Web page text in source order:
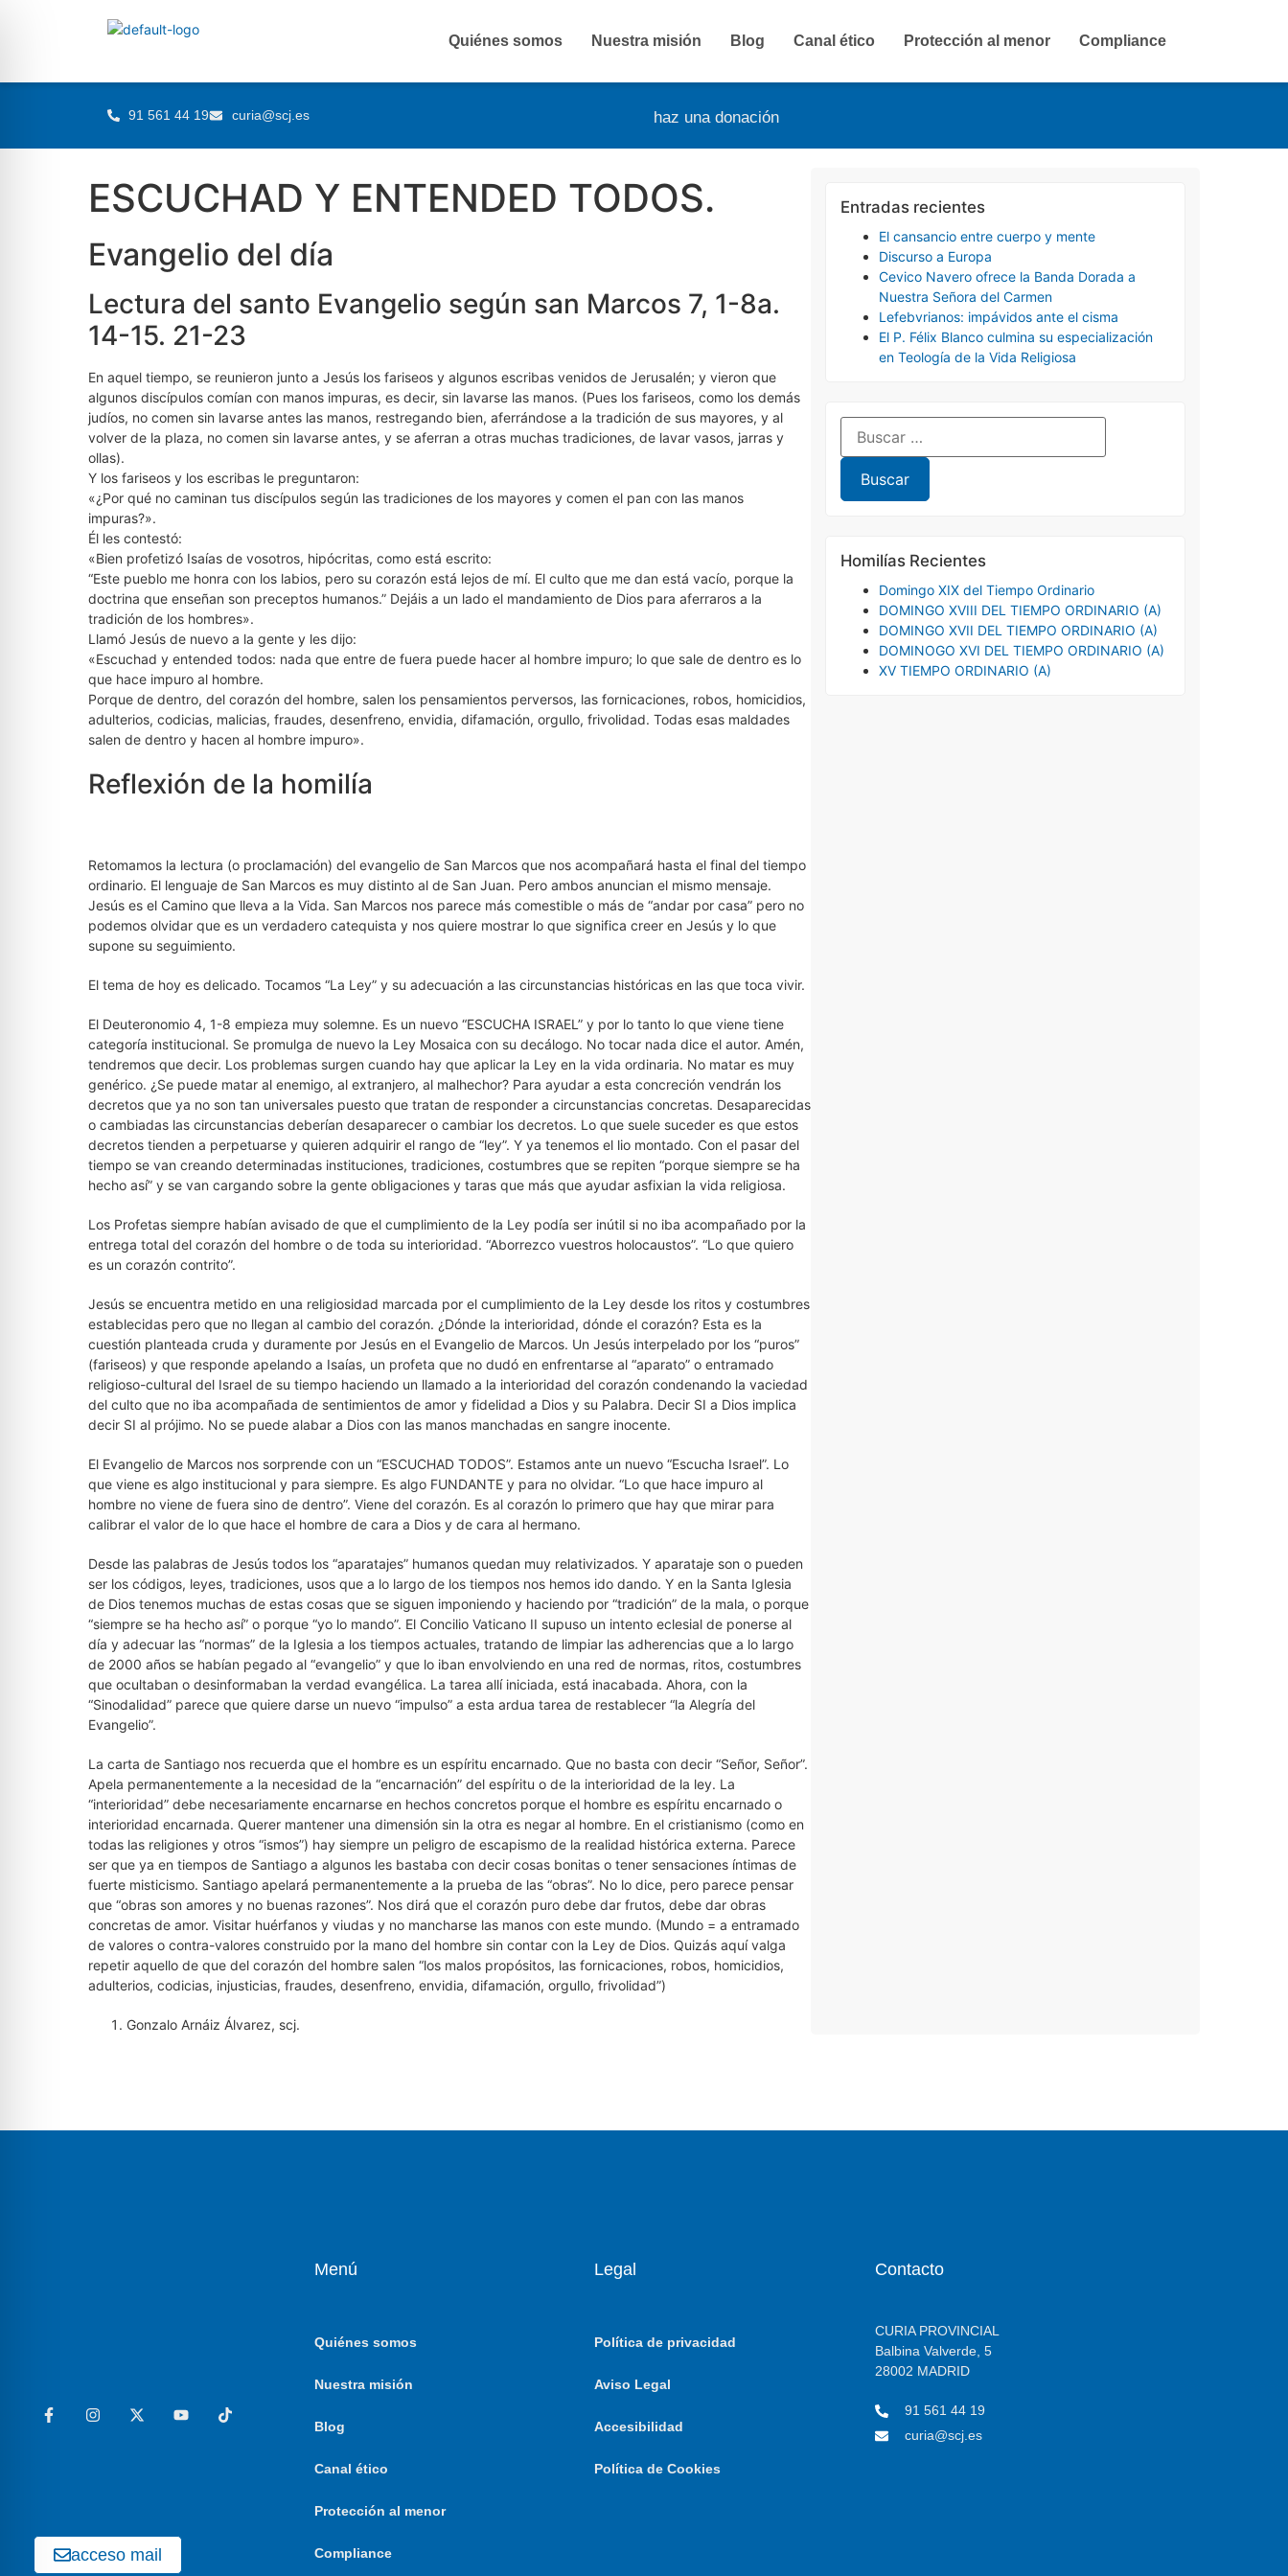
91 561 44 19 curia@scj.es haz una donación
Quiénes somos Nuestra misión Blog Canal ético Protección al menor Compliance
ESCUCHAD Y ENTENDED TODOS.
Evangelio del día
Lectura del santo Evangelio según san Marcos 7, 1-8a.
14-15. 21-23
En aquel tiempo, se reunieron junto a Jesús los fariseos y algunos escribas venidos de Jerusalén; y vieron que
algunos discípulos comían con manos impuras, es decir, sin lavarse las manos. (Pues los fariseos, como los demás
judíos, no comen sin lavarse antes las manos, restregando bien, aferrándose a la tradición de sus mayores, y al
volver de la plaza, no comen sin lavarse antes, y se aferran a otras muchas tradiciones, de lavar vasos, jarras y
ollas).
Y los fariseos y los escribas le preguntaron:
«¿Por qué no caminan tus discípulos según las tradiciones de los mayores y comen el pan con las manos
impuras?».
Él les contestó:
«Bien profetizó Isaías de vosotros, hipócritas, como está escrito:
“Este pueblo me honra con los labios, pero su corazón está lejos de mí. El culto que me dan está vacío, porque la
doctrina que enseñan son preceptos humanos.” Dejáis a un lado el mandamiento de Dios para aferraros a la
tradición de los hombres».
Llamó Jesús de nuevo a la gente y les dijo:
«Escuchad y entended todos: nada que entre de fuera puede hacer al hombre impuro; lo que sale de dentro es lo
que hace impuro al hombre.
Porque de dentro, del corazón del hombre, salen los pensamientos perversos, las fornicaciones, robos, homicidios,
adulterios, codicias, malicias, fraudes, desenfreno, envidia, difamación, orgullo, frivolidad. Todas esas maldades
salen de dentro y hacen al hombre impuro».
Reflexión de la homilía
Retomamos la lectura (o proclamación) del evangelio de San Marcos que nos acompañará hasta el final del tiempo
ordinario. El lenguaje de San Marcos es muy distinto al de San Juan. Pero ambos anuncian el mismo mensaje.
Jesús es el Camino que lleva a la Vida. San Marcos nos parece más comestible o más de “andar por casa” pero no
podemos olvidar que es un verdadero catequista y nos quiere mostrar lo que significa creer en Jesús y lo que
supone su seguimiento.
El tema de hoy es delicado. Tocamos “La Ley” y su adecuación a las circunstancias históricas en las que toca vivir.
El Deuteronomio 4, 1-8 empieza muy solemne. Es un nuevo “ESCUCHA ISRAEL” y por lo tanto lo que viene tiene
categoría institucional. Se promulga de nuevo la Ley Mosaica con su decálogo. No tocar nada dice el autor. Amén,
tendremos que decir. Los problemas surgen cuando hay que aplicar la Ley en la vida ordinaria. No matar es muy
genérico. ¿Se puede matar al enemigo, al extranjero, al malhechor? Para ayudar a esta concreción vendrán los
decretos que ya no son tan universales puesto que tratan de responder a circunstancias concretas. Desaparecidas
o cambiadas las circunstancias deberían desaparecer o cambiar los decretos. Lo que suele suceder es que estos
decretos tienden a perpetuarse y quieren adquirir el rango de “ley”. Y ya tenemos el lio montado. Con el pasar del
tiempo se van creando determinadas instituciones, tradiciones, costumbres que se repiten “porque siempre se ha
hecho así” y se van cargando sobre la gente obligaciones y taras que más que ayudar asfixian la vida religiosa.
Los Profetas siempre habían avisado de que el cumplimiento de la Ley podía ser inútil si no iba acompañado por la
entrega total del corazón del hombre o de toda su interioridad. “Aborrezco vuestros holocaustos”. “Lo que quiero
es un corazón contrito”.
Jesús se encuentra metido en una religiosidad marcada por el cumplimiento de la Ley desde los ritos y costumbres
establecidas pero que no llegan al cambio del corazón. ¿Dónde la interioridad, dónde el corazón? Esta es la
cuestión planteada cruda y duramente por Jesús en el Evangelio de Marcos. Un Jesús interpelado por los “puros”
(fariseos) y que responde apelando a Isaías, un profeta que no dudó en enfrentarse al “aparato” o entramado
religioso-cultural del Israel de su tiempo haciendo un llamado a la interioridad del corazón condenando la vaciedad
del culto que no iba acompañada de sentimientos de amor y fidelidad a Dios y su Palabra. Decir SI a Dios implica
decir SI al prójimo. No se puede alabar a Dios con las manos manchadas en sangre inocente.
El Evangelio de Marcos nos sorprende con un “ESCUCHAD TODOS”. Estamos ante un nuevo “Escucha Israel”. Lo
que viene es algo institucional y para siempre. Es algo FUNDANTE y para no olvidar. “Lo que hace impuro al
hombre no viene de fuera sino de dentro”. Viene del corazón. Es al corazón lo primero que hay que mirar para
calibrar el valor de lo que hace el hombre de cara a Dios y de cara al hermano.
Desde las palabras de Jesús todos los “aparatajes” humanos quedan muy relativizados. Y aparataje son o pueden
ser los códigos, leyes, tradiciones, usos que a lo largo de los tiempos nos hemos ido dando. Y en la Santa Iglesia
de Dios tenemos muchas de estas cosas que se siguen imponiendo y haciendo por “tradición” de la mala, o porque
“siempre se ha hecho así” o porque “yo lo mando”. El Concilio Vaticano II supuso un intento eclesial de ponerse al
día y adecuar las “normas” de la Iglesia a los tiempos actuales, tratando de limpiar las adherencias que a lo largo
de 2000 años se habían pegado al “evangelio” y que lo iban envolviendo en una red de normas, ritos, costumbres
que ocultaban o desinformaban la verdad evangélica. La tarea allí iniciada, está inacabada. Ahora, con la
“Sinodalidad” parece que quiere darse un nuevo “impulso” a esta ardua tarea de restablecer “la Alegría del
Evangelio”.
La carta de Santiago nos recuerda que el hombre es un espíritu encarnado. Que no basta con decir “Señor, Señor”.
Apela permanentemente a la necesidad de la “encarnación” del espíritu o de la interioridad de la ley. La
“interioridad” debe necesariamente encarnarse en hechos concretos porque el hombre es espíritu encarnado o
interioridad encarnada. Querer mantener una dimensión sin la otra es negar al hombre. En el cristianismo (como en
todas las religiones y otros “ismos”) hay siempre un peligro de escapismo de la realidad histórica externa. Parece
ser que ya en tiempos de Santiago a algunos les bastaba con decir cosas bonitas o tener sensaciones íntimas de
fuerte misticismo. Santiago apelará permanentemente a la prueba de las “obras”. No lo dice, pero parece pensar
que “obras son amores y no buenas razones”. Nos dirá que el corazón puro debe dar frutos, debe dar obras
concretas de amor. Visitar huérfanos y viudas y no mancharse las manos con este mundo. (Mundo = a entramado
de valores o contra-valores construido por la mano del hombre sin contar con la Ley de Dios. Quizás aquí valga
repetir aquello de que del corazón del hombre salen “los malos propósitos, las fornicaciones, robos, homicidios,
adulterios, codicias, injusticias, fraudes, desenfreno, envidia, difamación, orgullo, frivolidad”)
Gonzalo Arnáiz Álvarez, scj.
Entradas recientes
El cansancio entre cuerpo y mente
Discurso a Europa
Cevico Navero ofrece la Banda Dorada a
Nuestra Señora del Carmen
Lefebvrianos: impávidos ante el cisma
El P. Félix Blanco culmina su especialización
en Teología de la Vida Religiosa
Homilías Recientes
Domingo XIX del Tiempo Ordinario
DOMINGO XVIII DEL TIEMPO ORDINARIO (A)
DOMINGO XVII DEL TIEMPO ORDINARIO (A)
DOMINOGO XVI DEL TIEMPO ORDINARIO (A)
XV TIEMPO ORDINARIO (A)
acceso mail
Menú
Quiénes somos
Nuestra misión
Blog
Canal ético
Protección al menor
Compliance
Legal
Política de privacidad
Aviso Legal
Accesibilidad
Política de Cookies
Contacto
CURIA PROVINCIAL
Balbina Valverde, 5
28002 MADRID
91 561 44 19
curia@scj.es